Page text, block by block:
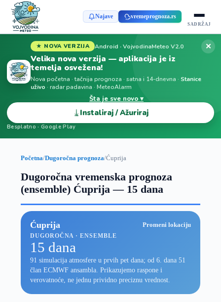
Najave vremeprognoza.rs
SADRŽAJ
★ NOVA VERZIJA Android · VojvodinaMeteo V2.0
Velika nova verzija — aplikacija je iz
temelja osvežena!
Nova početna · tačnija prognoza · satna i 14-dnevna · Stanice
uživo · radar padavina · MeteoAlarm
Šta je sve novo ▾
⤓ Instaliraj / Ažuriraj
Besplatno · Google Play
✕
Početna/Dugoročna prognoza/Ćuprija
Dugoročna vremenska prognoza
(ensemble) Ćuprija — 15 dana
Ćuprija Promeni lokaciju
DUGOROČNA · ENSEMBLE
15 dana
91 simulacija atmosfere u prvih pet dana; od 6. dana 51
član ECMWF ansambla. Prikazujemo raspone i
verovatnoće, ne jednu prividno preciznu vrednost.